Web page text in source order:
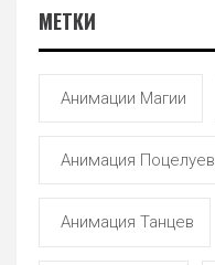
МЕТКИ
Анимации Магии
Анимация Поцелуев
Анимация Танцев